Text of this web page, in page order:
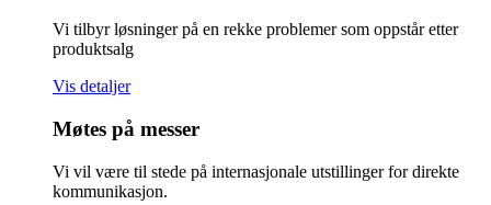
Vi tilbyr løsninger på en rekke problemer som oppstår etter
produktsalg
Vis detaljer
Møtes på messer
Vi vil være til stede på internasjonale utstillinger for direkte
kommunikasjon.